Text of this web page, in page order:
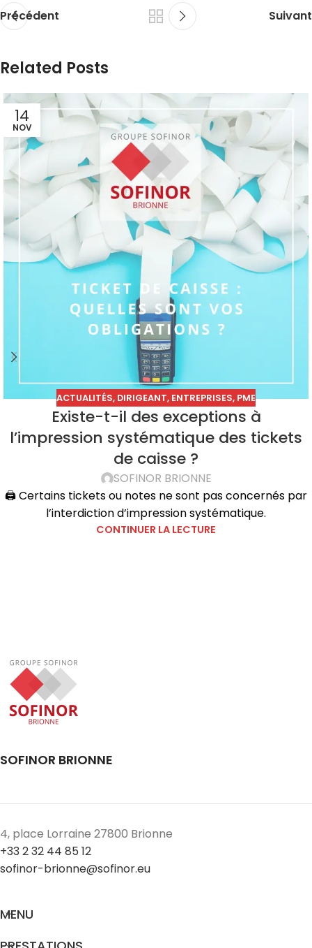
Précédent Suivant
Related Posts
14
NOV
ACTUALITÉS, DIRIGEANT, ENTREPRISES, PME
Existe-t-il des exceptions à
l’impression systématique des tickets
de caisse ?
SOFINOR BRIONNE
🖨️ Certains tickets ou notes ne sont pas concernés par
l’interdiction d’impression systématique.
CONTINUER LA LECTURE
SOFINOR BRIONNE
4, place Lorraine 27800 Brionne
+33 2 32 44 85 12
sofinor-brionne@sofinor.eu
MENU